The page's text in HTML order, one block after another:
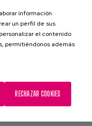
información
un perfil de sus
el contenido
permitiéndonos además
RECHAZAR COOKIES